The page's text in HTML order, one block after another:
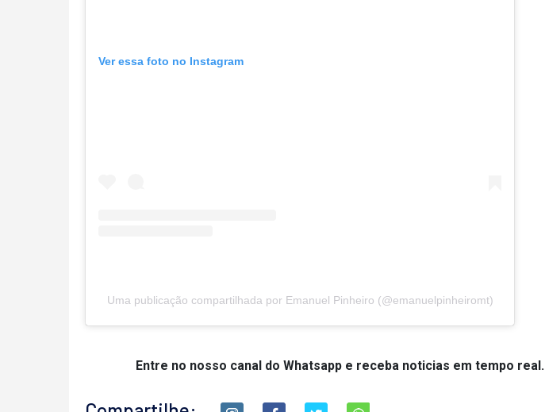
Ver essa foto no Instagram
Uma publicação compartilhada por Emanuel Pinheiro (@emanuelpinheiromt)
Entre no nosso canal do Whatsapp e receba noticias em tempo real.